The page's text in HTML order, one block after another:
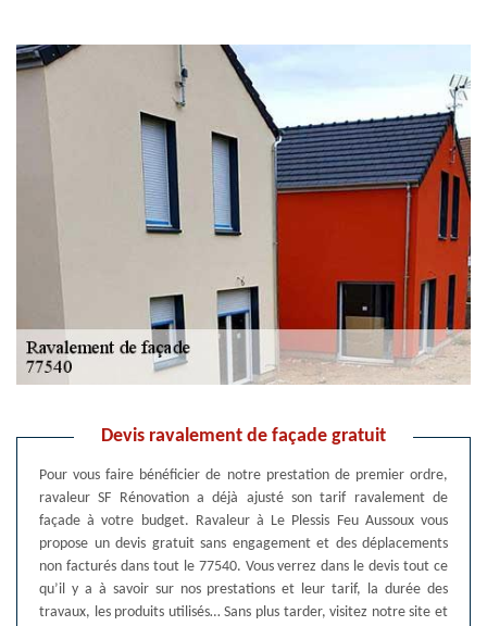
Devis ravalement de façade gratuit
Pour vous faire bénéficier de notre prestation de premier ordre,
ravaleur SF Rénovation a déjà ajusté son tarif ravalement de
façade à votre budget. Ravaleur à Le Plessis Feu Aussoux vous
propose un devis gratuit sans engagement et des déplacements
non facturés dans tout le 77540. Vous verrez dans le devis tout ce
qu’il y a à savoir sur nos prestations et leur tarif, la durée des
travaux, les produits utilisés… Sans plus tarder, visitez notre site et